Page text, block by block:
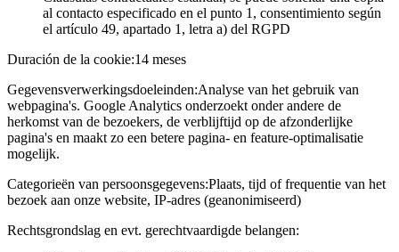
al contacto especificado en el punto 1, consentimiento según
el artículo 49, apartado 1, letra a) del RGPD
Duración de la cookie:14 meses
Gegevensverwerkingsdoeleinden:Analyse van het gebruik van
webpagina's. Google Analytics onderzoekt onder andere de
herkomst van de bezoekers, de verblijftijd op de afzonderlijke
pagina's en maakt zo een betere pagina- en feature-optimalisatie
mogelijk.
Categorieën van persoonsgegevens:Plaats, tijd of frequentie van het
bezoek aan onze website, IP-adres (geanonimiseerd)
Rechtsgrondslag en evt. gerechtvaardigde belangen: